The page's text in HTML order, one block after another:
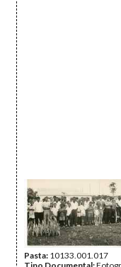
Pasta: 10133.001.017